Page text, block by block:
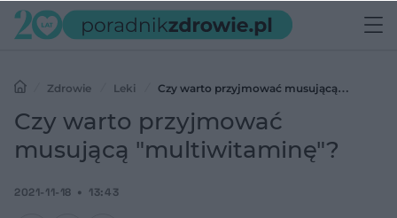
Zdrowie Leki
Czy warto przyjmować musującą
"multiwitaminę"?
Czy warto przyjmować
musującą "multiwitaminę"?
2021-11-18 13:43